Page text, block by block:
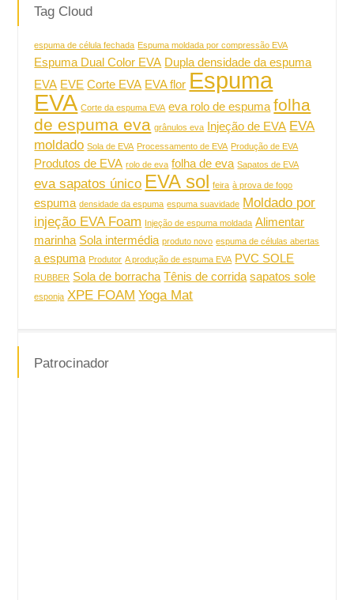
Tag Cloud
espuma de célula fechada Espuma moldada por compressão EVA
Espuma Dual Color EVA Dupla densidade da espuma
EVA EVE Corte EVA EVA flor Espuma
EVA Corte da espuma EVA eva rolo de espuma folha
de espuma eva grânulos eva Injeção de EVA EVA
moldado Sola de EVA Processamento de EVA Produção de EVA
Produtos de EVA rolo de eva folha de eva Sapatos de EVA
eva sapatos único EVA sol feira à prova de fogo
espuma densidade da espuma espuma suavidade Moldado por
injeção EVA Foam
Injeção de espuma moldada Alimentar
marinha Sola intermédia produto novo espuma de células abertas
a espuma Produtor A produção de espuma EVA PVC SOLE
RUBBER Sola de borracha Tênis de corrida sapatos sole
esponja XPE FOAM Yoga Mat
Patrocinador